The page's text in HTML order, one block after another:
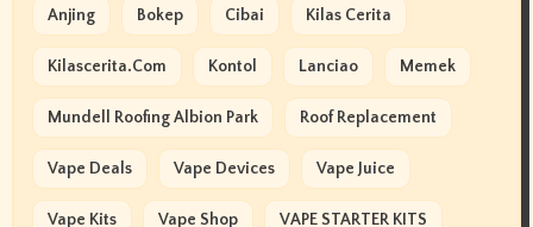
Anjing Bokep Cibai Kilas Cerita
Kilascerita.com Kontol Lanciao Memek
Mundell Roofing Albion Park Roof Replacement
Vape Deals Vape Devices Vape Juice
Vape Kits Vape Shop VAPE STARTER KITS